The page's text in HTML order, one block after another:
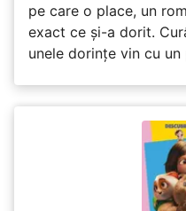
pe care o place, un
exact ce și-a dorit.
unele dorințe vin cu